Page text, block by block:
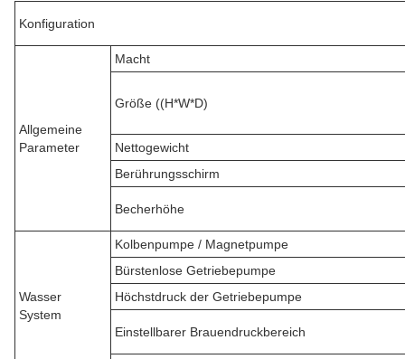
Konfiguration
Allgemeine
Parameter
Macht
Größe ((H*W*D)
Nettogewicht
Berührungsschirm
Becherhöhe
Wasser
System
Kolbenpumpe / Magnetpumpe
Bürstenlose Getriebepumpe
Höchstdruck der Getriebepumpe
Einstellbarer Brauendruckbereich